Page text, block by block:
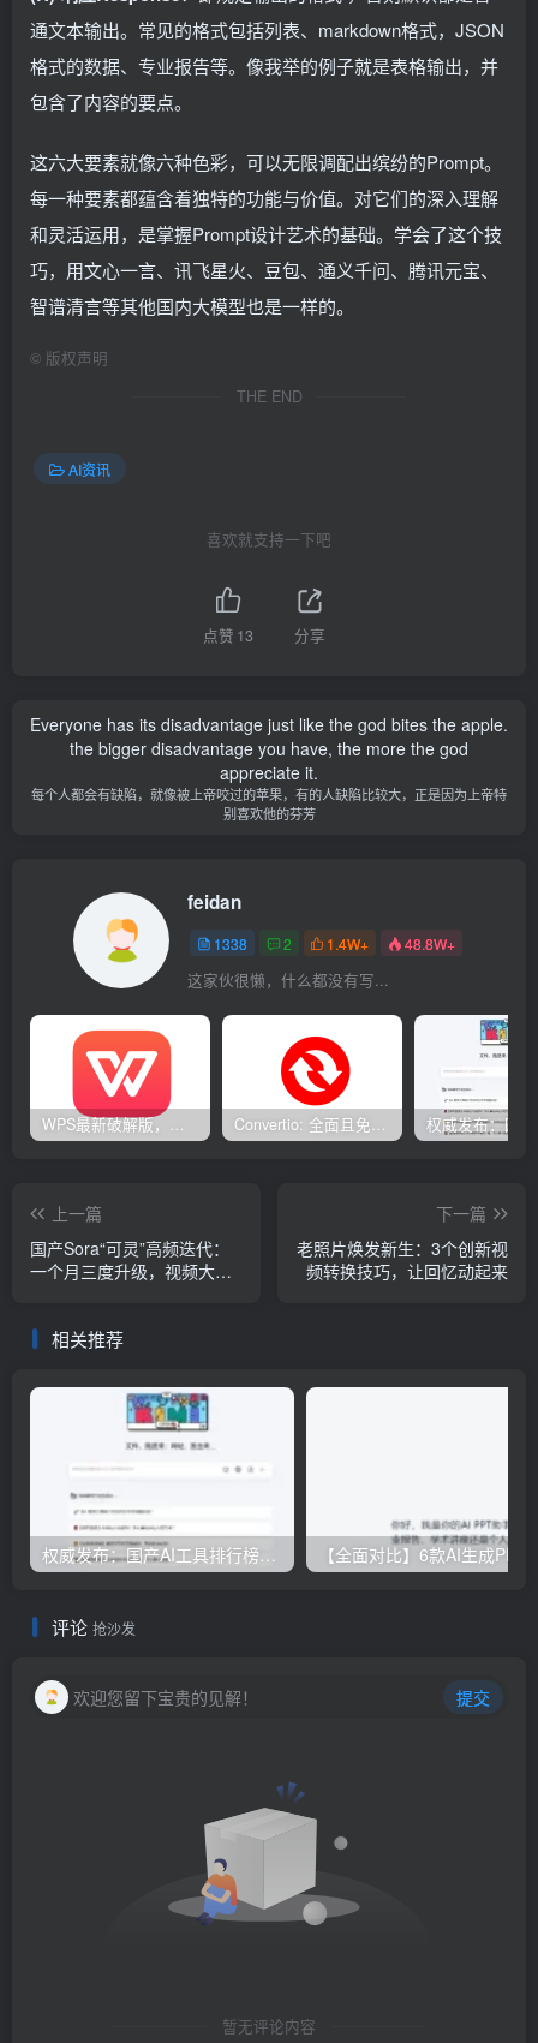
通文本输出。常见的格式包括列表、markdown格式，JSON
格式的数据、专业报告等。像我举的例子就是表格输出，并
包含了内容的要点。
这六大要素就像六种色彩，可以无限调配出缤纷的Prompt。
每一种要素都蕴含着独特的功能与价值。对它们的深入理解
和灵活运用，是掌握Prompt设计艺术的基础。学会了这个技
巧，用文心一言、讯飞星火、豆包、通义千问、腾讯元宝、
智谱清言等其他国内大模型也是一样的。
© 版权声明
THE END
AI资讯
喜欢就支持一下吧
点赞 13 分享
Everyone has its disadvantage just like the god bites the apple.
the bigger disadvantage you have, the more the god
appreciate it.
每个人都会有缺陷，就像被上帝咬过的苹果，有的人缺陷比较大，正是因为上帝特
别喜欢他的芬芳
feidan
1338 2 1.4W+ 48.8W+
这家伙很懒，什么都没有写...
WPS最新破解版，已永久激活，无限制使用！ Convertio: 全面且免费的在线文件转换工具
上一篇
国产Sora“可灵”高频迭代：
一个月三度升级，视频大模
下一篇
老照片焕发新生：3个创新视
频转换技巧，让回忆动起来
相关推荐
权威发布：国产AI工具排行榜TOP10，必备神器一览无余
评论 抢沙发
欢迎您留下宝贵的见解！ 提交
暂无评论内容